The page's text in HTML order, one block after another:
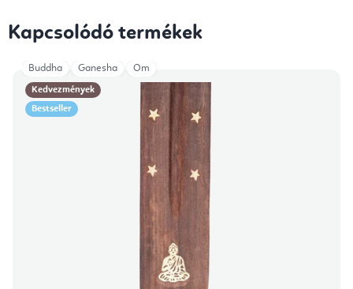
Kapcsolódó termékek
Kedvezmények
Bestseller
Buddha Ganesha Om